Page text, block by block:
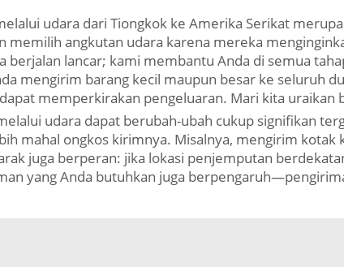
udara dari Tiongkok ke Amerika Serikat
memilih angkutan udara karena mereka
berjalan lancar; kami membantu Anda di semua
mengirim barang kecil maupun besar ke seluruh
memperkirakan pengeluaran. Mari kita
udara dapat berubah-ubah cukup signifikan
mahal ongkos kirimnya. Misalnya, mengirim
juga berperan: jika lokasi penjemputan
yang Anda butuhkan juga